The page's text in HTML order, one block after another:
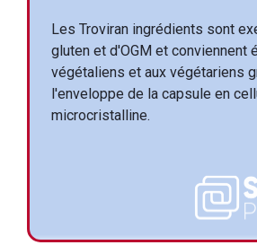
Les Troviran ingrédients sont
gluten et d'OGM et conviennent
végétaliens et aux végétariens
l'enveloppe de la capsule en
microcristalline.